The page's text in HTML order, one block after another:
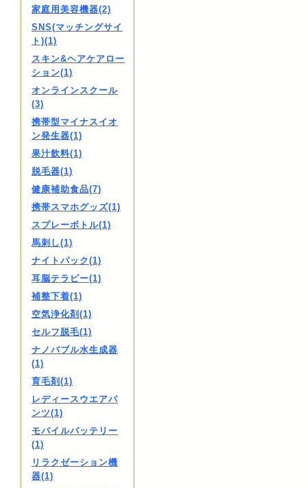
家庭用美容機器(2)
SNS(マッチングサイ
ト)(1)
スキン&ヘアケアロー
ション(1)
オンラインスクール
(3)
携帯型マイナスイオ
ン発生器(1)
果汁飲料(1)
脱毛器(1)
健康補助食品(7)
携帯スマホグッズ(1)
スプレーボトル(1)
馬刺し(1)
ナイトパック(1)
耳脳テラピー(1)
補整下着(1)
空気浄化剤(1)
セルフ脱毛(1)
ナノバブル水生成器
(1)
育毛剤(1)
レディースウエアパ
ンツ(1)
モバイルバッテリー
(1)
リラクゼーション機
器(1)